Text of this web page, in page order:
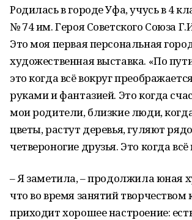
Родилась в городе Уфа, учусь в 4
№ 74 им. Героя Советского Союза
Это моя первая персональная
художественная выставка. «По
это когда всё вокруг
руками и фантазией. Это когда
мои родители, близкие люди,
цветы, растут деревья, гуляют
четвероногие друзья. Это когда
– Я заметила, – продолжила юная
что во время занятий творчеством
приходит хорошее настроение: